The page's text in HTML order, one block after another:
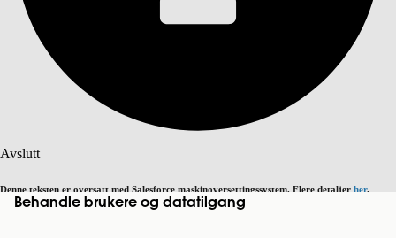
Avslutt
Denne teksten er oversatt med Salesforce maskinoversettingssystem. Flere detaljer her.
Bytt til engelsk Ikke nå
Behandle brukere og datatilgang
Vis innholdsfortegnelse